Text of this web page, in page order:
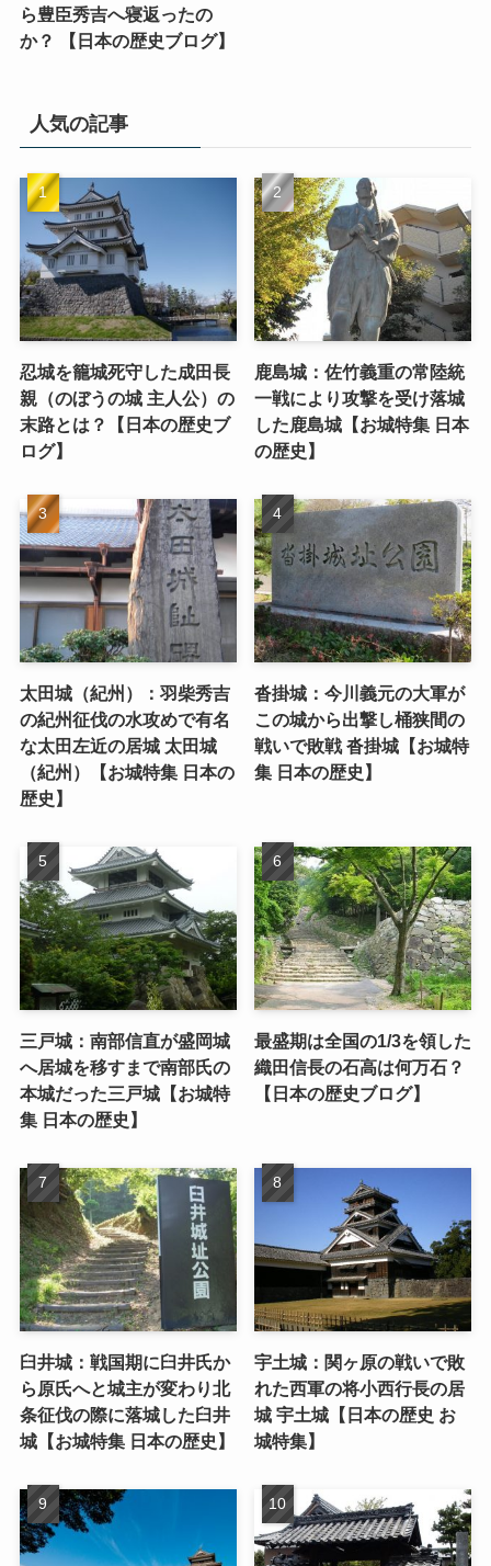
ら豊臣秀吉へ寝返ったの
か？ 【日本の歴史ブログ】
人気の記事
忍城を籠城死守した成田長
親（のぼうの城 主人公）の
末路とは？【日本の歴史ブ
ログ】
鹿島城：佐竹義重の常陸統
一戦により攻撃を受け落城
した鹿島城【お城特集 日本
の歴史】
太田城（紀州）：羽柴秀吉
の紀州征伐の水攻めで有名
な太田左近の居城 太田城
（紀州）【お城特集 日本の
歴史】
沓掛城：今川義元の大軍が
この城から出撃し桶狭間の
戦いで敗戦 沓掛城【お城特
集 日本の歴史】
三戸城：南部信直が盛岡城
へ居城を移すまで南部氏の
本城だった三戸城【お城特
集 日本の歴史】
最盛期は全国の1/3を領した
織田信長の石高は何万石？
【日本の歴史ブログ】
臼井城：戦国期に臼井氏か
ら原氏へと城主が変わり北
条征伐の際に落城した臼井
城【お城特集 日本の歴史】
宇土城：関ヶ原の戦いで敗
れた西軍の将小西行長の居
城 宇土城【日本の歴史 お
城特集】